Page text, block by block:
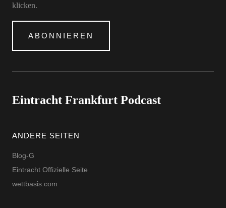
klicken.
ABONNIEREN
Eintracht Frankfurt Podcast
ANDERE SEITEN
Blog-G
Eintracht Offizielle Seite
wettbasis.com